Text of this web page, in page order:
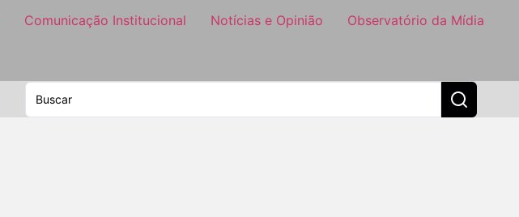
Comunicação Institucional Notícias e Opinião Observatório da Mídia